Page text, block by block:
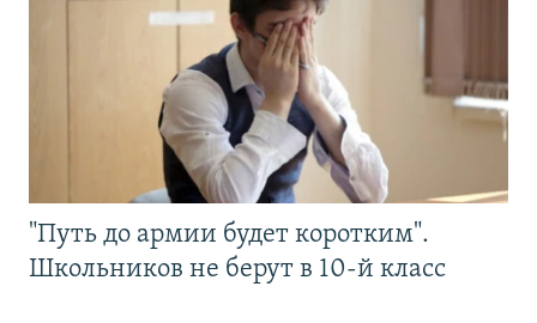
"Путь до армии будет коротким".
Школьников не берут в 10-й класс